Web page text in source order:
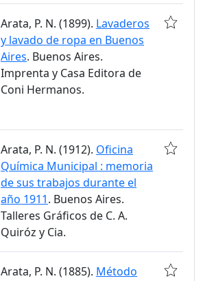
Arata, P. N. (1899). Lavaderos
y lavado de ropa en Buenos
Aires. Buenos Aires.
Imprenta y Casa Editora de
Coni Hermanos.
Arata, P. N. (1912). Oficina
Química Municipal : memoria
de sus trabajos durante el
año 1911. Buenos Aires.
Talleres Gráficos de C. A.
Quiróz y Cia.
Arata, P. N. (1885). Método